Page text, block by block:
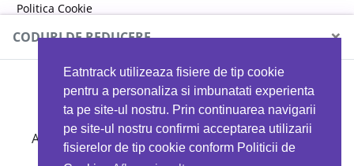
Eatntrack utilizeaza fisiere de tip cookie
pentru a personaliza si imbunatati experienta
ta pe site-ul nostru. Prin continuarea navigarii
pe site-ul nostru confirmi acceptarea utilizarii
fisierelor de tip cookie conform Politicii de
Politica Cookie
Politica de confidențialitate
CODURI DE REDUCERE ×
MYPROTEIN
Ai 40%reducere la orice comandă folosind codul
EATTRACK